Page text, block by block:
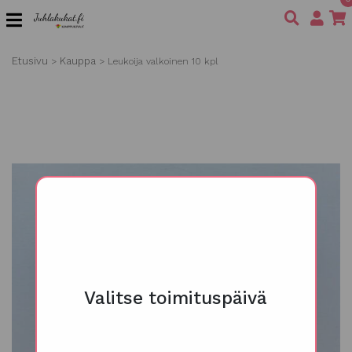
Valitse toimituspäivä
Etusivu > Kauppa > Leukoija valkoinen 10 kpl